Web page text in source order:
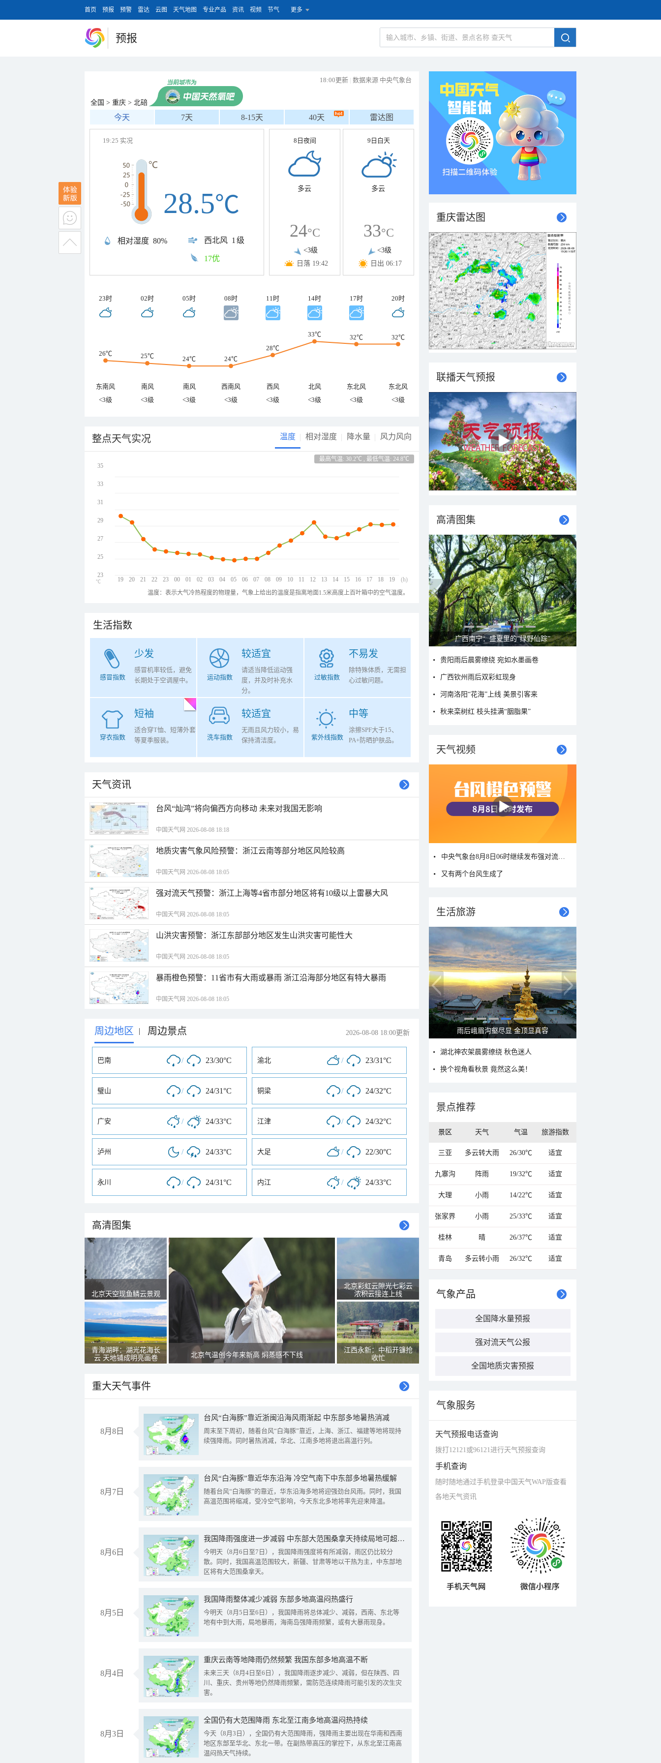
首页 预报 预警 雷达 云图 天气地图 专业产品 资讯 视频 节气 更多
预报
18:00更新 | 数据来源 中央气象台
全国 > 重庆 > 北碚
今天 7天 8-15天 40天 雷达图
19:25 实况
相对湿度 80% 西北风 1级
28.5℃
17优
8日夜间
多云
24°C
<3级
日落 19:42
9日白天
多云
33°C
<3级
日出 06:17
23时 02时 05时 08时 11时 14时 17时 20时
26℃ 25℃ 24℃ 24℃
28℃
33℃ 32℃ 32℃
东南风 南风 南风 西南风 西风 北风 东北风
东北风
<3级
<3级 <3级 <3级 <3级 <3级 <3级 <3级
整点天气实况 温度 相对湿度 降水量 风力风向
最高气温: 30.2℃ , 最低气温: 24.8℃
19 20 21 22 23 00 01 02 03 04 05 06 07 08 09 10 11 12 13 14 15 16 17 18 19
35
33
31
29
27
25
23
(h)
℃
温度：表示大气冷热程度的物理量，气象上给出的温度是指离地面1.5米高度上百叶箱中的空气温度。
生活指数
少发
感冒指数
感冒机率较低，避免
长期处于空调屋中。
较适宜
运动指数
请适当降低运动强
度，并及时补充水
分。
不易发
过敏指数
除特殊体质，无需担
心过敏问题。
短袖
穿衣指数
适合穿T恤、短薄外套
等夏季服装。
较适宜
洗车指数
无雨且风力较小，易
保持清洁度。
中等
紫外线指数
涂擦SPF大于15、
PA+防晒护肤品。
天气资讯
台风“灿鸿”将向偏西方向移动 未来对我国无影响
中国天气网 2026-08-08 18:18
地质灾害气象风险预警：浙江云南等部分地区风险较高
中国天气网 2026-08-08 18:05
强对流天气预警：浙江上海等4省市部分地区将有10级以上雷暴大风
中国天气网 2026-08-08 18:05
山洪灾害预警：浙江东部部分地区发生山洪灾害可能性大
中国天气网 2026-08-08 18:05
暴雨橙色预警：11省市有大雨或暴雨 浙江沿海部分地区有特大暴雨
中国天气网 2026-08-08 18:05
周边地区 | 周边景点 2026-08-08 18:00更新
巴南 / 23/30°C 渝北 / 23/31°C
璧山 / 24/31°C 铜梁 / 24/32°C
广安 / 24/33°C 江津 / 24/32°C
泸州 / 24/33°C 大足 / 22/30°C
永川 / 24/31°C 内江 / 24/33°C
高清图集
北京天空现鱼鳞云景观
青海湖畔：湖光花海长
云 天地铺成明亮画卷
北京气温创今年来新高 焖蒸感不下线
北京彩虹云隙光七彩云
浓积云接连上线
江西永新：中稻开镰抢
收忙
重大天气事件
8月8日
台风“白海豚”靠近浙闽沿海风雨渐起 中东部多地暑热消减
周末至下周初，随着台风“白海豚”靠近，上海、浙江、福建等地将现持
续强降雨。同时暑热消减，华北、江南多地将退出高温行列。
8月7日
台风“白海豚”靠近华东沿海 冷空气南下中东部多地暑热缓解
随着台风“白海豚”的靠近，华东沿海多地将迎强劲台风雨。同时，我国
高温范围将缩减，受冷空气影响，今天东北多地将率先迎来降温。
8月6日
我国降雨强度进一步减弱 中东部大范围桑拿天持续局地可超38℃
今明天（8月6日至7日），我国降雨强度将有所减弱，雨区仍比较分
散。同时，我国高温范围较大，新疆、甘肃等地以干热为主，中东部地
区将有大范围桑拿天。
8月5日
我国降雨整体减少减弱 东部多地高温闷热盛行
今明天（8月5日至6日），我国降雨将总体减少、减弱，西南、东北等
地有中到大雨，局地暴雨，海南岛强降雨频繁，或有大暴雨现身。
8月4日
重庆云南等地降雨仍然频繁 我国东部多地高温不断
未来三天（8月4日至6日），我国降雨逐步减少、减弱，但在陕西、四
川、重庆、贵州等地仍然降雨频繁，需防范连续降雨可能引发的次生灾
害。
8月3日
全国仍有大范围降雨 东北至江南多地高温闷热持续
今天（8月3日），全国仍有大范围降雨，强降雨主要出现在华南和西南
地区东部至华北、东北一带。在副热带高压的掌控下，从东北至江南高
温闷热天气持续。
重庆雷达图
联播天气预报
高清图集
呼伦贝尔草原 藏着最治愈的蓝天白云
贵阳雨后晨雾缭绕 宛如水墨画卷
广西钦州雨后双彩虹现身
河南洛阳“花海”上线 美景引客来
秋来栾树红 枝头挂满“胭脂果”
天气视频
又有两个台风生成了
生活旅游
秋意浓 蓝天映衬下的哈尔滨伏尔加庄园
湖北神农架晨雾缭绕 秋色迷人
换个视角看秋景 竟然这么美！
景点推荐
景区 天气 气温 旅游指数
三亚 多云转大雨 26/30℃ 适宜
九寨沟 阵雨 19/32℃ 适宜
大理 小雨 14/22℃ 适宜
张家界 小雨 25/33℃ 适宜
桂林 晴 26/37℃ 适宜
青岛 多云转小雨 26/32℃ 适宜
气象产品
全国降水量预报
强对流天气公报
全国地质灾害预报
气象服务
天气预报电话查询
拨打12121或96121进行天气预报查询
手机查询
随时随地通过手机登录中国天气WAP版查看
各地天气资讯